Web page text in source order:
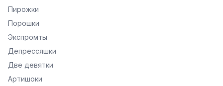
Пирожки
Порошки
Экспромты
Депрессяшки
Две девятки
Артишоки